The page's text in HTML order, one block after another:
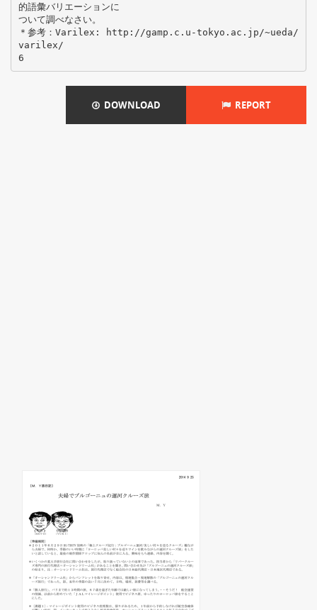
的語彙バリエーションに
ついて調べなさい。
＊参考：Varilex: http://gamp.c.u-tokyo.ac.jp/~ueda/
varilex/
DOWNLOAD REPORT